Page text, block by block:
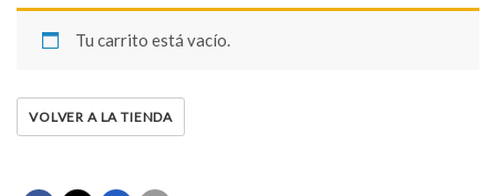
Tu carrito está vacío.
VOLVER A LA TIENDA